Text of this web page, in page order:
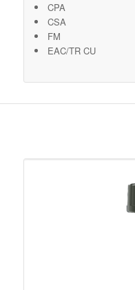
CPA
CSA
FM
EAC/TR CU